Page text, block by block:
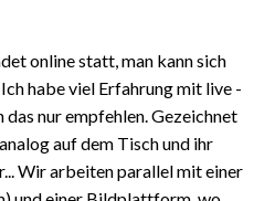
online statt, man kann sich
habe viel Erfahrung mit live -
nur empfehlen. Gezeichnet
auf dem Tisch und ihr
Wir arbeiten parallel mit einer